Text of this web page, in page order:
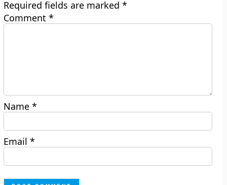
Required fields are marked*
Comment*
Name*
Email*